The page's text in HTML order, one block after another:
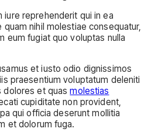
iure reprehenderit qui in ea
nihil molestiae consequatur,
eum fugiat quo voluptas nulla
et iusto odio dignissimos
praesentium voluptatum deleniti
dolores et quasmolestias
cupiditate non provident,
qui officia deserunt mollitia
et dolorum fuga.